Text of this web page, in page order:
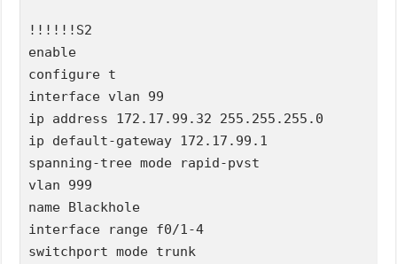
!!!!!!S2
enable
configure t
interface vlan 99
ip address 172.17.99.32 255.255.255.0
ip default-gateway 172.17.99.1
spanning-tree mode rapid-pvst
vlan 999
name Blackhole
interface range f0/1-4
switchport mode trunk